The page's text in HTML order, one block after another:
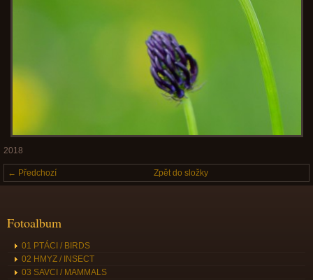
2018
← Předchozí Zpět do složky
Fotoalbum
01 PTÁCI / BIRDS
02 HMYZ / INSECT
03 SAVCI / MAMMALS